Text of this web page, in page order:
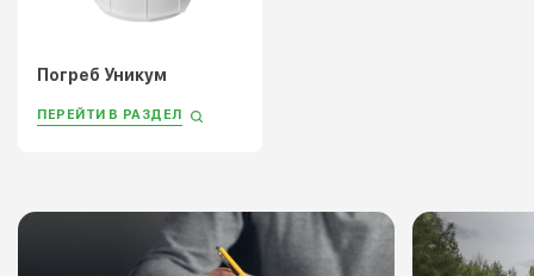
Погреб Уникум
ПЕРЕЙТИ В РАЗДЕЛ